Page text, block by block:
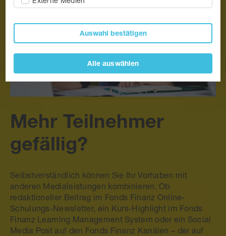
Mehr Teilnehmer
gefällig?
Selbstverständlich können Sie Ihr Vorhaben mit
anderen Medialeistungen kombinieren. Ob
redaktioneller Beitrag im Fonds Finanz Online-
Schulungs-Newsletter, ein Kurs-Highlight im Fonds
Finanz Learning Management System oder ein Social
Media Post auf den Fonds Finanz Kanälen – der auf
Auswahl bestätigen
Alle auswählen